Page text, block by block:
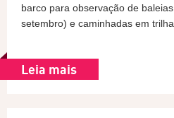
barco para observação de
setembro) e caminhadas em
Leia mais